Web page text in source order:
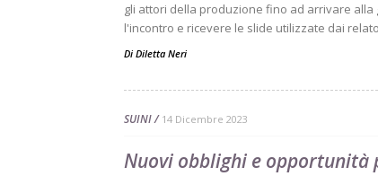
gli attori della produzione fino ad arrivare
l'incontro e ricevere le slide utilizzate dai
Di Diletta Neri
SUINI 14 Dicembre 2023
Nuovi obblighi e